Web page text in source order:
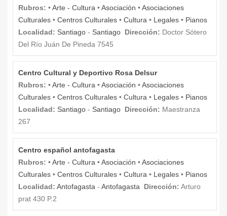
Rubros: •Arte - Cultura •Asociación •Asociaciones
Culturales • Centros Culturales • Cultura • Legales • Pianos
Localidad: Santiago - Santiago Dirección: Doctor Sótero
Del Río Juán De Pineda 7545
Centro Cultural y Deportivo Rosa Delsur
Rubros: •Arte - Cultura •Asociación •Asociaciones
Culturales • Centros Culturales • Cultura • Legales • Pianos
Localidad: Santiago - Santiago Dirección: Maestranza
267
Centro español antofagasta
Rubros: •Arte - Cultura •Asociación •Asociaciones
Culturales • Centros Culturales • Cultura • Legales • Pianos
Localidad: Antofagasta - Antofagasta Dirección: Arturo
prat 430 P.2